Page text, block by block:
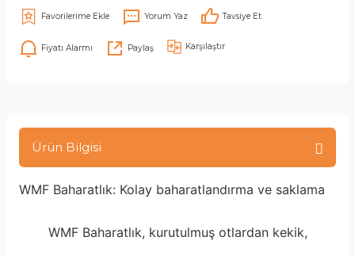
Yorum Yaz Tavsiye Et
Fiyatı Alarmı Paylaş Karşılaştır
Ürün Bilgisi
WMF Baharatlık: Kolay baharatlandırma ve saklama
WMF Baharatlık, kurutulmuş otlardan kekik,